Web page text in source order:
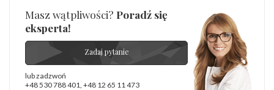
Masz wątpliwości? Poradź się
eksperta!
Zadaj pytanie
lub zadzwoń
+48 530 788 401 +48 12 65 11 473